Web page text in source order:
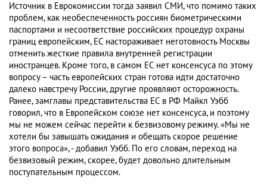
Источник в Еврокомиссии тогда заявил СМИ, что помимо таких
проблем, как необеспеченность россиян биометрическими
паспортами и несоответствие российских процедур охраны
границ европейским, ЕС настораживает неготовность Москвы
отменить жесткие правила внутренней регистрации
иностранцев. Кроме того, в самом ЕС нет консенсуса по этому
вопросу – часть европейских стран готова идти достаточно
далеко навстречу России, другие проявляют осторожность.
Ранее, замглавы представительства ЕС в РФ Майкл Уэбб
говорил, что в Европейском союзе нет консенсуса, и поэтому
мы не можем сейчас перейти к безвизовому режиму. «Мы не
хотели бы завышать ожидания и обещать скорое решение
этого вопроса», - добавил Уэбб. По его словам, переход на
безвизовый режим, скорее, будет довольно длительным
поступательным процессом.